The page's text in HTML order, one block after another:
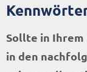
Sollte in Ihrem
in den